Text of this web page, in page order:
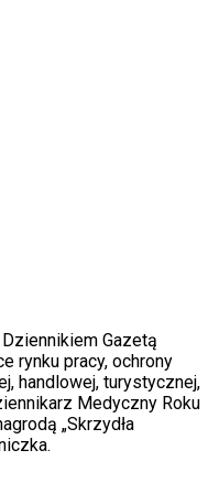
Gazetą
rynku pracy, ochrony
handlowej, turystycznej,
Medyczny Roku
„Skrzydła